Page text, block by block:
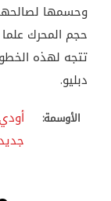
وحسمها لصالحها
حجم المحرك
تتجه لهذه
دبليو.
الأوسمة: أودي RS4